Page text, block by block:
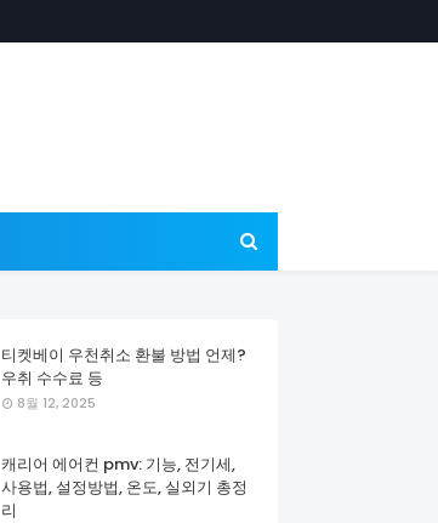
티켓베이 우천취소 환불 방법 언제?
우취 수수료 등
8월 12, 2025
캐리어 에어컨 pmv: 기능, 전기세,
사용법, 설정방법, 온도, 실외기 총정
리